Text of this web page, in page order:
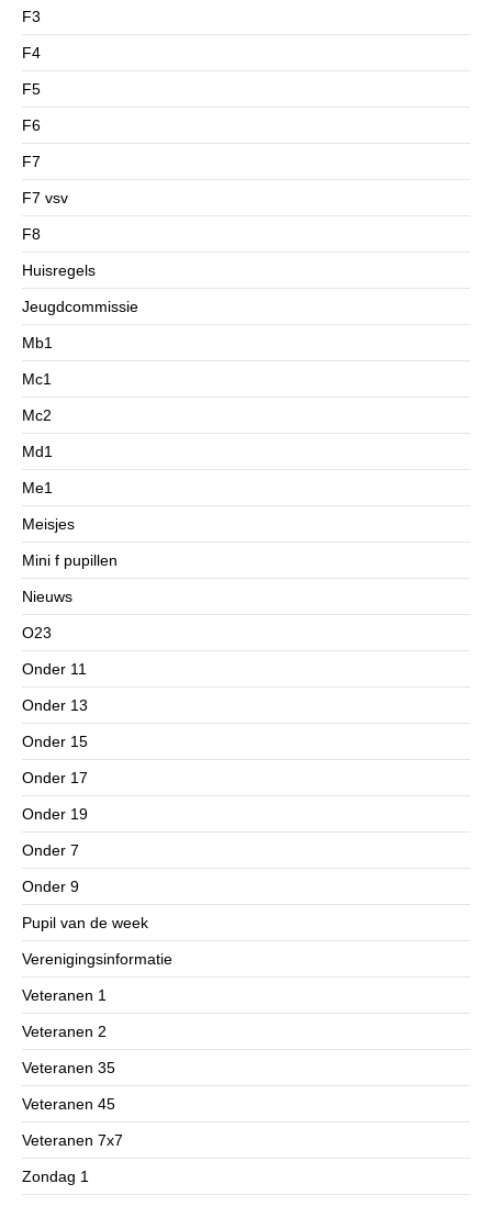
F3
F4
F5
F6
F7
F7 vsv
F8
Huisregels
Jeugdcommissie
Mb1
Mc1
Mc2
Md1
Me1
Meisjes
Mini f pupillen
Nieuws
O23
Onder 11
Onder 13
Onder 15
Onder 17
Onder 19
Onder 7
Onder 9
Pupil van de week
Verenigingsinformatie
Veteranen 1
Veteranen 2
Veteranen 35
Veteranen 45
Veteranen 7x7
Zondag 1